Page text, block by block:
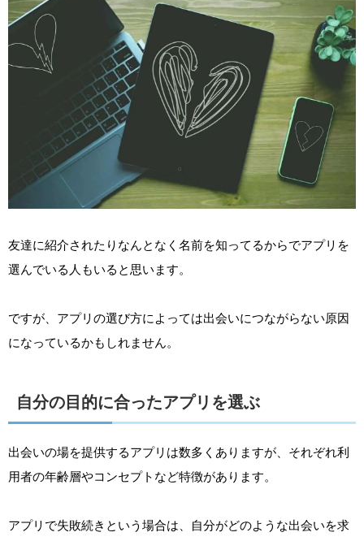
友達に紹介されたりなんとなく名前を知ってるからでアプリを
選んでいる人もいると思います。
ですが、アプリの選び方によっては出会いにつながらない原因
になっているかもしれません。
自分の目的に合ったアプリを選ぶ
出会いの場を提供するアプリは数多くありますが、それぞれ利
用者の年齢層やコンセプトなど特徴があります。
アプリで失敗続きという場合は、自分がどのような出会いを求